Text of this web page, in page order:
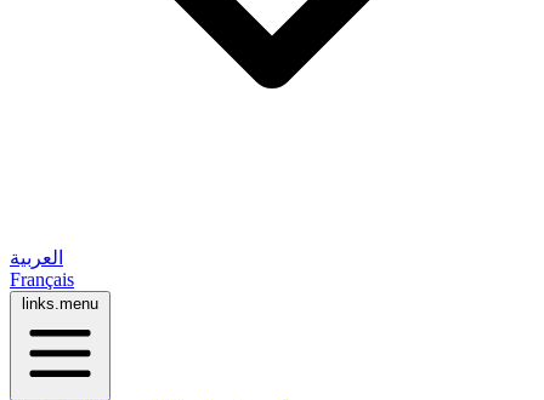
العربية
Français
links.menu